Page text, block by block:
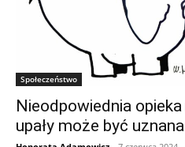
Społeczeństwo
Nieodpowiednia
upały może być